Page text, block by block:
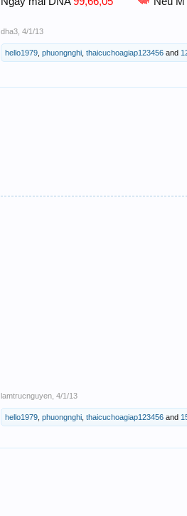
dha3 4/1/13
hello1979 phuongnghi thaicuchoagiap123456 and
lamtrucnguyen 4/1/13
hello1979 phuongnghi thaicuchoagiap123456 and